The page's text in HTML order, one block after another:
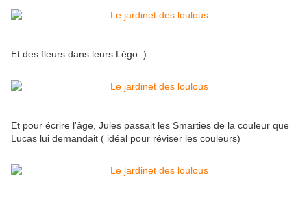
Et des fleurs dans leurs Légo :)
Et pour écrire l'âge, Jules passait les Smarties de la couleur que
Lucas lui demandait ( idéal pour réviser les couleurs)